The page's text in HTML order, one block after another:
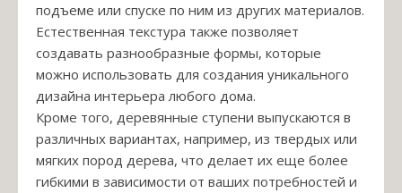
подъеме или спуске по ним из других материалов.
Естественная текстура также позволяет
создавать разнообразные формы, которые
можно использовать для создания уникального
дизайна интерьера любого дома.
Кроме того, деревянные ступени выпускаются в
различных вариантах, например, из твердых или
мягких пород дерева, что делает их еще более
гибкими в зависимости от ваших потребностей и